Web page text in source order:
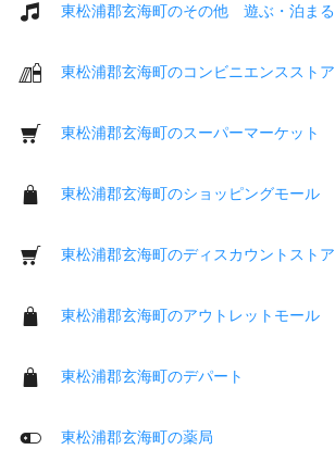
東松浦郡玄海町のその他 遊ぶ・泊まる
東松浦郡玄海町のコンビニエンスストア
東松浦郡玄海町のスーパーマーケット
東松浦郡玄海町のショッピングモール
東松浦郡玄海町のディスカウントストア
東松浦郡玄海町のアウトレットモール
東松浦郡玄海町のデパート
東松浦郡玄海町の薬局